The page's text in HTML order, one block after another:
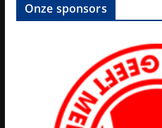
Onze sponsors